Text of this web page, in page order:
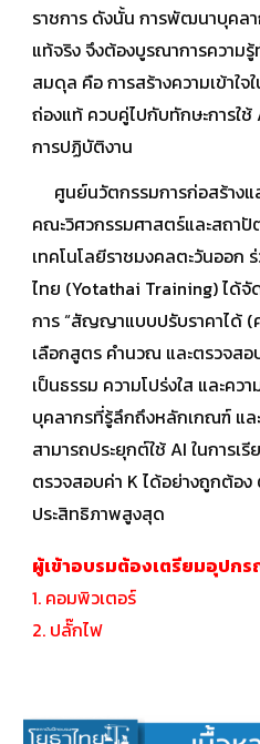
ราชการ ดังนั้น การพัฒนาบุคล
แท้จริง จึงต้องบูรณาการความ
สมดุล คือ การสร้างความเข้าใ
ถ่องแท้ ควบคู่ไปกับทักษะการใ
การปฏิบัติงาน
ศูนย์นวัตกรรมการก่อสร้างแ
คณะวิศวกรรมศาสตร์และสถา
เทคโนโลยีราชมงคลตะวันออก
ไทย (Yotathai Training) ได้จั
การ “สัญญาแบบปรับราคาได้ (ค่
เลือกสูตร คำนวณ และตรวจสอ
เป็นธรรม ความโปร่งใส และคว
บุคลากรที่รู้ลึกถึงหลักเกณฑ์ แล
สามารถประยุกต์ใช้ AI ในการเ
ตรวจสอบค่า K ได้อย่างถูกต้อง
ประสิทธิภาพสูงสุด
ผู้เข้าอบรมต้องเตรียมอุปก
1. คอมพิวเตอร์
2. ปลั๊กไฟ